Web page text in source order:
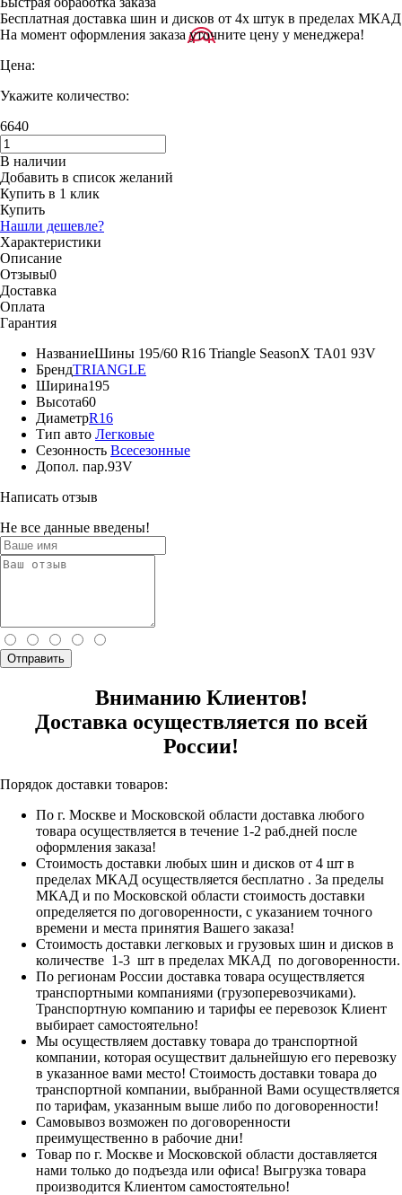
Бесплатная доставка шин и дисков от 4х штук в пределах МКАД
На момент оформления заказа уточните цену у менеджера!
Цена:
Укажите количество:
6640
В наличии
Добавить в список желаний
Купить в 1 клик
Купить
Нашли дешевле?
Характеристики
Описание
Отзывы0
Доставка
Оплата
Гарантия
НазваниеШины 195/60 R16 Triangle SeasonX TA01 93V
БрендTRIANGLE
Ширина195
Высота60
ДиаметрR16
Тип авто Легковые
Сезонность Всесезонные
Допол. пар.93V
Написать отзыв
Не все данные введены!
Отправить
Вниманию Клиентов!
Доставка осуществляется по всей
России!
Порядок доставки товаров:
По г. Москве и Московской области доставка любого
товара осуществляется в течение 1-2 раб.дней после
оформления заказа!
Стоимость доставки любых шин и дисков от 4 шт в
пределах МКАД осуществляется бесплатно . За пределы
МКАД и по Московской области стоимость доставки
определяется по договоренности, с указанием точного
времени и места принятия Вашего заказа!
Стоимость доставки легковых и грузовых шин и дисков в
количестве 1-3 шт в пределах МКАД по договоренности.
По регионам России доставка товара осуществляется
транспортными компаниями (грузоперевозчиками).
Транспортную компанию и тарифы ее перевозок Клиент
выбирает самостоятельно!
Мы осуществляем доставку товара до транспортной
компании, которая осуществит дальнейшую его перевозку
в указанное вами место! Стоимость доставки товара до
транспортной компании, выбранной Вами осуществляется
по тарифам, указанным выше либо по договоренности!
Самовывоз возможен по договоренности
преимущественно в рабочие дни!
Товар по г. Москве и Московской области доставляется
нами только до подъезда или офиса! Выгрузка товара
производится Клиентом самостоятельно!